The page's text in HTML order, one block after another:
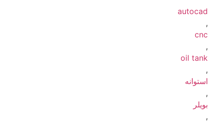
autocad
cnc
oil tank
استوانه
بویلر